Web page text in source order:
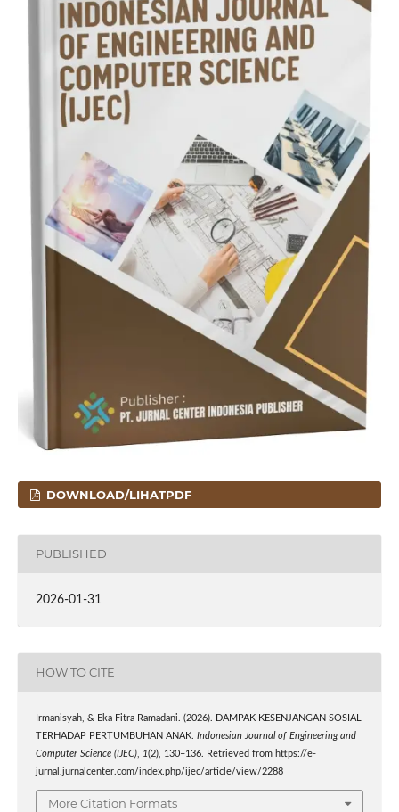
DOWNLOAD/LIHATPDF
PUBLISHED
2026-01-31
HOW TO CITE
Irmanisyah, & Eka Fitra Ramadani. (2026). DAMPAK KESENJANGAN SOSIAL
TERHADAP PERTUMBUHAN ANAK. Indonesian Journal of Engineering and
Computer Science (IJEC), 1(2), 130–136. Retrieved from https://e-
jurnal.jurnalcenter.com/index.php/ijec/article/view/2288
More Citation Formats